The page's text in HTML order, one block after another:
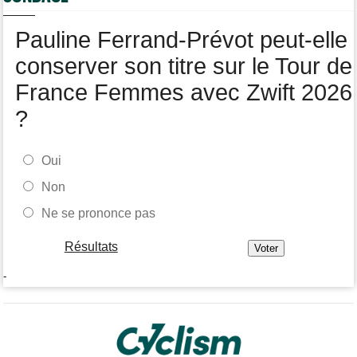
courante"
Pauline Ferrand-Prévot peut-elle
conserver son titre sur le Tour de
France Femmes avec Zwift 2026
?
Oui
Non
Ne se prononce pas
Résultats
-